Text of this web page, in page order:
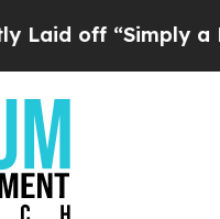
“Simply a Math